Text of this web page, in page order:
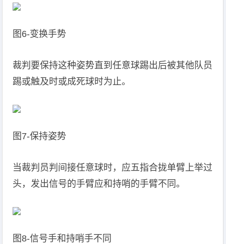
图6-变换手势
裁判要保持这种姿势直到任意球踢出后被其他队员
踢或触及时或成死球时为止。
图7-保持姿势
当裁判员判间接任意球时，应五指合拢单臂上举过
头，发出信号的手臂应和持哨的手臂不同。
图8-信号手和持哨手不同